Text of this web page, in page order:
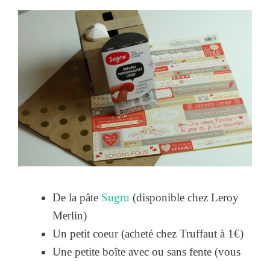
De la pâte Sugru (disponible chez Leroy
Merlin)
Un petit coeur (acheté chez Truffaut à 1€)
Une petite boîte avec ou sans fente (vous